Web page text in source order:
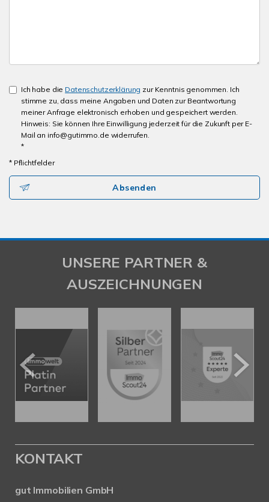
Ich habe die Datenschutzerklärung zur Kenntnis genommen. Ich
stimme zu, dass meine Angaben und Daten zur Beantwortung
meiner Anfrage elektronisch erhoben und gespeichert werden.
Hinweis: Sie können Ihre Einwilligung jederzeit für die Zukunft per E-
Mail an info@gutimmo.de widerrufen.
*
* Pflichtfelder
Absenden
UNSERE PARTNER &
AUSZEICHNUNGEN
KONTAKT
gut Immobilien GmbH